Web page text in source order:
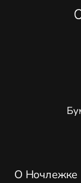
О Ночлежке